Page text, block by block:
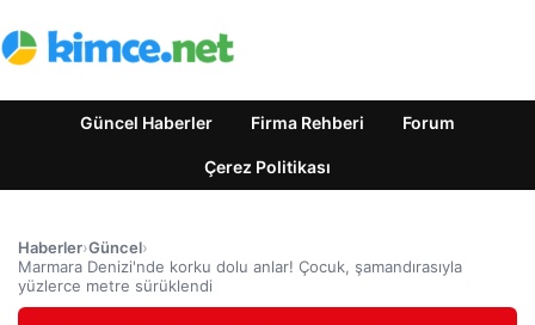
Güncel Haberler Firma Rehberi Forum
Çerez Politikası
Haberler›Güncel›
Marmara Denizi'nde korku dolu anlar! Çocuk, şamandırasıyla
yüzlerce metre sürüklendi